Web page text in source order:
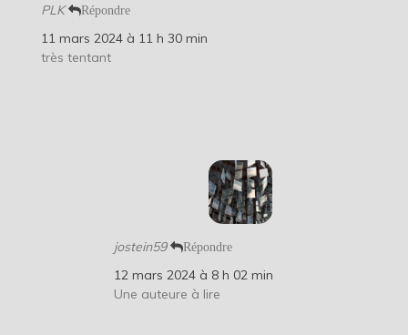
PLK Répondre
11 mars 2024 à 11 h 30 min
très tentant
jostein59 Répondre
12 mars 2024 à 8 h 02 min
Une auteure à lire